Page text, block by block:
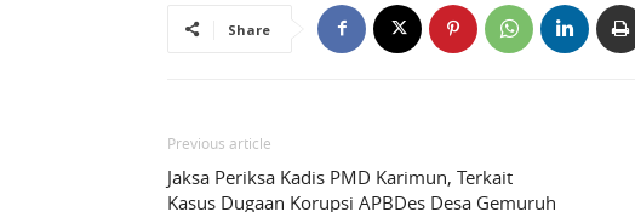
Share
Previous article
Jaksa Periksa Kadis PMD Karimun, Terkait
Kasus Dugaan Korupsi APBDes Desa Gemuruh